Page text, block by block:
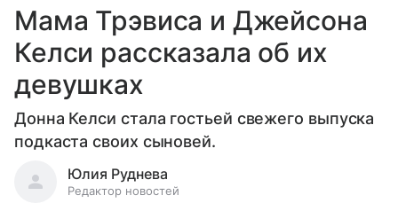
Мама Трэвиса и Джейсона
Келси рассказала об их
девушках
Донна Келси стала гостьей свежего выпуска
подкаста своих сыновей.
Юлия Руднева
Редактор новостей